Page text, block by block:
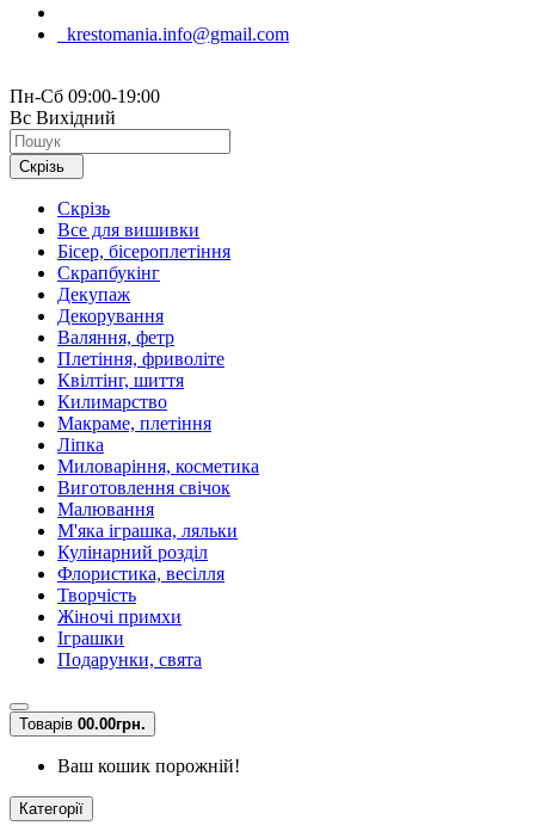
krestomania.info@gmail.com
Пн-Сб 09:00-19:00
Вс Вихідний
Скрізь
Скрізь
Все для вишивки
Бісер, бісероплетіння
Скрапбукінг
Декупаж
Декорування
Валяння, фетр
Плетіння, фриволіте
Квілтінг, шиття
Килимарство
Макраме, плетіння
Ліпка
Миловаріння, косметика
Виготовлення свічок
Малювання
М'яка іграшка, ляльки
Кулінарний розділ
Флористика, весілля
Творчість
Жіночі примхи
Іграшки
Подарунки, свята
Товарів 00.00грн.
Ваш кошик порожній!
Категорії